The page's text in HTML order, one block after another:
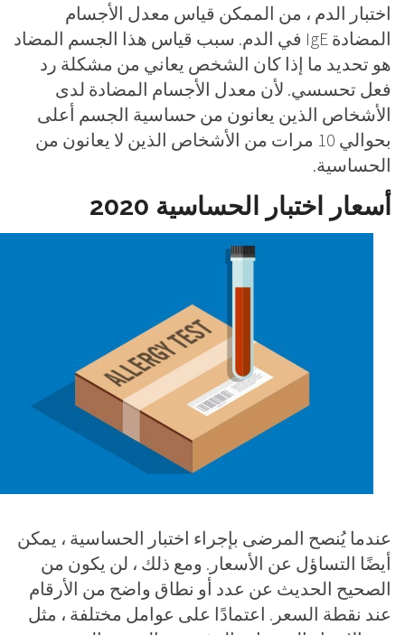
اختبار الدم ، من الممكن قياس معدل الأجسام
المضادة IgE في الدم. سبب قياس هذا الجسم المضاد
هو تحديد ما إذا كان الشخص يعاني من مشكلة رد
فعل تحسسي. لأن معدل الأجسام المضادة لدى
الأشخاص الذين يعانون من حساسية الجسم أعلى
بحوالي 10 مرات من الأشخاص الذين لا يعانون من
الحساسية.
أسعار اختبار الحساسية 2020
عندما يُنصح المرضى بإجراء اختبار الحساسية ، يمكن
أيضًا التساؤل عن الأسعار. ومع ذلك ، لن يكون من
الصحيح الحديث عن عدد أو نطاق واضح من الأرقام
عند نقطة السعر. اعتمادًا على عوامل مختلفة ، مثل